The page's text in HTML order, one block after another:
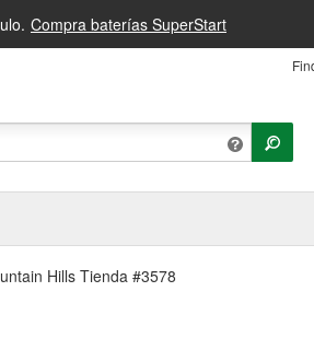
Compra baterías SuperStart
Hills Tienda #3578